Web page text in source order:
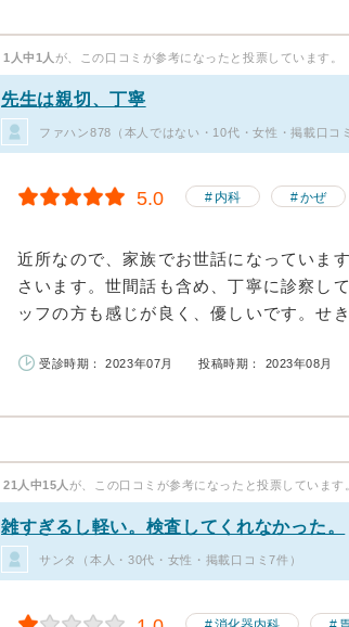
1人中1人 が、この口コミが参考になったと投票しています。
先生は親切、丁寧
ファハン878（本人ではない・10代・女性・掲載口コ
5.0 内科 かぜ
近所なので、家族でお世話になっていま
さいます。世間話も含め、丁寧に診察し
ッフの方も感じが良く、優しいです。せ
受診時期： 2023年07月 投稿時期： 2023年08月
21人中15人 が、この口コミが参考になったと投票しています
雑すぎるし軽い。検査してくれなかった。
サンタ（本人・30代・女性・掲載口コミ7件）